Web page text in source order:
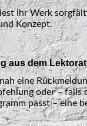
Ihr Werk
Konzept.
aus dem
eine
oder – falls
passt – eine